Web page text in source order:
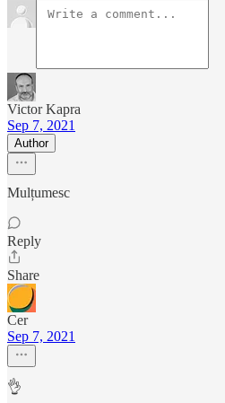
Victor Kapra
Sep 7, 2021
Author
Mulțumesc
Reply
Share
Cer
Sep 7, 2021
👌